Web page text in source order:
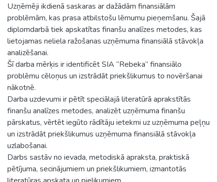
Uzņēmēji ikdienā saskaras ar dažādām finansiālām
problēmām, kas prasa atbilstošu lēmumu pieņemšanu. Šajā
diplomdarbā tiek apskatītas finanšu analīzes metodes, kas
lietojamas neliela ražošanas uzņēmuma finansiālā stāvokļa
analizēšanai.
Šī darba mērķis ir identificēt SIA “Rebeka” finansiālo
problēmu cēloņus un izstrādāt priekšlikumus to novēršanai
nākotnē.
Darba uzdevumi ir pētīt speciālajā literatūrā aprakstītās
finanšu analīzes metodes, analizēt uzņēmuma finanšu
pārskatus, vērtēt iegūto rādītāju ietekmi uz uzņēmuma peļņu
un izstrādāt priekšlikumus uzņēmuma finansiālā stāvokļa
uzlabošanai.
Darbs sastāv no ievada, metodiskā apraksta, praktiskā
pētījuma, secinājumiem un priekšlikumiem, izmantotās